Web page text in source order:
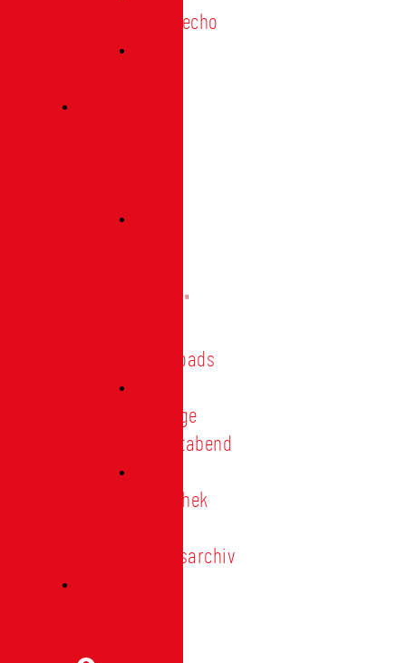
Presseecho
"digital"
Downloads
Vorträge
Heimatabend
Bibliothek
Vereinsarchiv